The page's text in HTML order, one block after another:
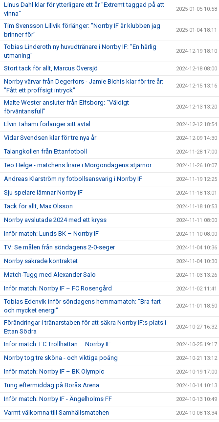
Linus Dahl klar för ytterligare ett år "Extremt taggad på att
vinna"
2025-01-05 10:58
Tim Svensson Lillvik förlänger: "Norrby IF är klubben jag
brinner för"
2025-01-04 18:11
Tobias Linderoth ny huvudtränare i Norrby IF: "En härlig
utmaning"
2024-12-19 18:10
Stort tack för allt, Marcus Översjö 2024-12-18 08:00
Norrby värvar från Degerfors - Jamie Bichis klar för tre år:
"Fått ett proffsigt intryck"
2024-12-15 13:16
Malte Wester ansluter från Elfsborg: "Väldigt
förväntansfull"
2024-12-13 13:20
Elvin Tahami förlänger sitt avtal 2024-12-12 18:54
Vidar Svendsen klar för tre nya år 2024-12-09 14:30
Talangkollen från Ettanfotboll 2024-11-28 17:00
Teo Helge - matchens lirare i Morgondagens stjärnor 2024-11-26 10:07
Andreas Klarström ny fotbollsansvarig i Norrby IF 2024-11-19 12:25
Sju spelare lämnar Norrby IF 2024-11-18 13:01
Tack för allt, Max Olsson 2024-11-18 10:53
Norrby avslutade 2024 med ett kryss 2024-11-11 08:00
Inför match: Lunds BK – Norrby IF 2024-11-10 08:00
TV: Se målen från söndagens 2-0-seger 2024-11-04 10:36
Norrby säkrade kontraktet 2024-11-04 10:30
Match-Tugg med Alexander Salo 2024-11-03 13:26
Inför match: Norrby IF – FC Rosengård 2024-11-02 11:41
Tobias Edenvik inför söndagens hemmamatch: "Bra fart
och mycket energi"
2024-11-01 18:50
Förändringar i tränarstaben för att säkra Norrby IF:s plats i
Ettan Södra
2024-10-27 16:32
Inför match: FC Trollhättan – Norrby IF 2024-10-25 19:17
Norrby tog tre sköna - och viktiga poäng 2024-10-21 13:12
Inför match: Norrby IF – BK Olympic 2024-10-19 17:00
Tung eftermiddag på Borås Arena 2024-10-14 10:13
Inför match: Norrby IF - Ängelholms FF 2024-10-13 10:49
Varmt välkomna till Samhällsmatchen 2024-10-08 13:34